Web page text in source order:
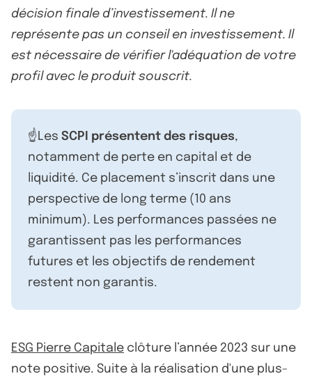
décision finale d’investissement. Il ne
représente pas un conseil en investissement. Il
est nécessaire de vérifier l'adéquation de votre
profil avec le produit souscrit.
☝️Les SCPI présentent des risques,
notamment de perte en capital et de
liquidité. Ce placement s’inscrit dans une
perspective de long terme (10 ans
minimum). Les performances passées ne
garantissent pas les performances
futures et les objectifs de rendement
restent non garantis.
ESG Pierre Capitale clôture l’année 2023 sur une
note positive. Suite à la réalisation d'une plus-